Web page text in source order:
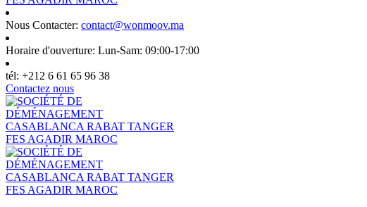
Nous Contacter: contact@wonmoov.ma
Horaire d'ouverture: Lun-Sam: 09:00-17:00
tél: +212 6 61 65 96 38
Contactez nous